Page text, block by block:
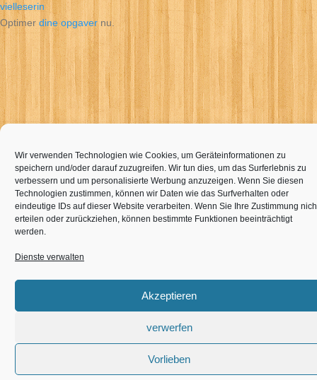
vielleserin
Wir verwenden Technologien wie Cookies, um Geräteinformationen zu
speichern und/oder darauf zuzugreifen. Wir tun dies, um das Surferlebnis zu
verbessern und um personalisierte Werbung anzuzeigen. Wenn Sie diesen
Technologien zustimmen, können wir Daten wie das Surfverhalten oder
eindeutige IDs auf dieser Website verarbeiten. Wenn Sie Ihre Zustimmung
erteilen oder zurückziehen, können bestimmte Funktionen beeinträchtigt
werden.
Dienste verwalten
Akzeptieren
verwerfen
Vorlieben
Optimer dine opgavernu.